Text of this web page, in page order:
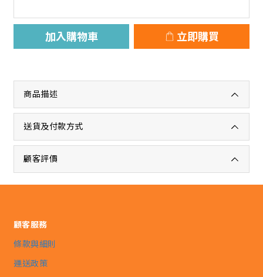
加入購物車 立即購買
商品描述
送貨及付款方式
顧客評價
顧客服務
條款與細則
運送政策